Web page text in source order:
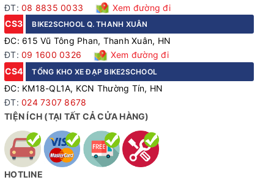
ĐT: 08 8835 0033
Xem đường đi
CS3
BIKE2SCHOOL Q. THANH XUÂN
ĐC: 615 Vũ Tông Phan, Thanh Xuân, HN
ĐT: 09 1600 0326
Xem đường đi
CS4
TỔNG KHO XE ĐẠP BIKE2SCHOOL
ĐC: KM18-QL1A, KCN Thường Tín, HN
ĐT: 024 7307 8678
TIỆN ÍCH (TẠI TẤT CẢ CỬA HÀNG)
HOTLINE